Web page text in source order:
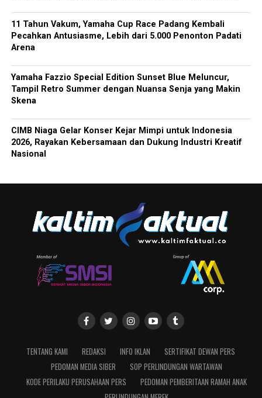
11 Tahun Vakum, Yamaha Cup Race Padang Kembali
Pecahkan Antusiasme, Lebih dari 5.000 Penonton Padati
Arena
Yamaha Fazzio Special Edition Sunset Blue Meluncur,
Tampil Retro Summer dengan Nuansa Senja yang Makin
Skena
CIMB Niaga Gelar Konser Kejar Mimpi untuk Indonesia
2026, Rayakan Kebersamaan dan Dukung Industri Kreatif
Nasional
TENTANG KAMI REDAKSI INFO IKLAN
SERTIFIKAT DEWAN PERS
PEDOMAN MEDIA SIBER
SOP PERLINDUNGAN WARTAWAN
KODE PERILAKU PERUSAHAAN PERS
PEDOMAN PEMBERITAAN RAMAH ANAK